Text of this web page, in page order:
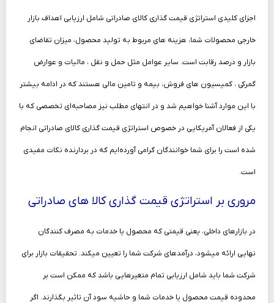
اجزای کلیدی استراتژی قیمت گذاری کالای صادراتی شامل ارزیابی اهداف بازار
خارجی محصولات شما، هزینه ­های مربوط به تولید محصول، میزان تقاضای
بازار و درصد رقابت است. سایر عوامل مثل حمل و نقل ، مالیات و عوارض
گمرکی ، کمیسیون های فروش، بیمه و تامین مالی هستند که در ادامه بیشتر
با این موارد آشنا خواهیم شد و در انتهای مطلب نیز مصاحبه‌ای تخصصی که با
یکی از فعالان آمریکایی در خصوص استراتژی قیمت گذاری کالای صادراتی انجام
شده است را برای شما خوانندگان گرامی آورده‌ایم که در بردارنده نکات مفیدی
است.
مروری بر استراتژی قیمت گذاری کالا های صادراتی
در بازارهای داخلی، یعنی قیمتی که محصول یا خدمات به مصرف کنندگان
نهایی ارائه می­شود، درآمدهای شرکت شما را تعیین می­کند. تحقیقات بازار برای
شرکت شما باید شامل ارزیابی تمام متغیرهایی باشد که ممکن است بر
محدوده قیمت محصول یا خدمات شما و حاشیه سود آن تاثیر بگذارند. اگر